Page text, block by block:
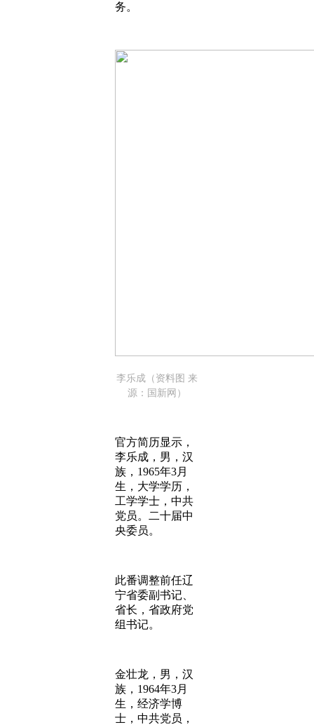
务。
李乐成（资料图 来
源：国新网）
官方简历显示，
李乐成，男，汉
族，1965年3月
生，大学学历，
工学学士，中共
党员。二十届中
央委员。
此番调整前任辽
宁省委副书记、
省长，省政府党
组书记。
金壮龙，男，汉
族，1964年3月
生，经济学博
士，中共党员，